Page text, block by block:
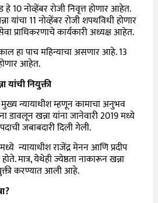
हे 10 नोव्हेंबर रोजी निवृत्त होणार आहेत.
यांचा 11 नोव्हेंबर रोजी शपथविधी होणार
प्राधिकरणाचे कार्यकारी अध्यक्ष आहेत.
हा पाच महिन्याचा असणार आहे. 13
आहेत.
यांची नियुक्ती
मुख्य न्यायाधीश म्हणून कामाचा अनुभव
खन्ना यांना जानेवारी 2019 मध्ये
जबाबदारी दिली गेली.
न्यायाधीश राजेंद्र मेनन आणि प्रदीप
मात्र, येथेही ज्येष्ठता नाकारून खन्ना
करण्यात आली आहे.